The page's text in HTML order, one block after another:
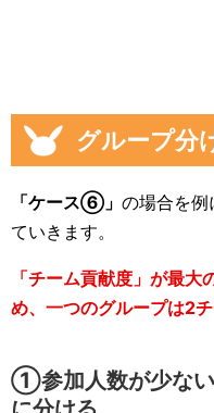
グループ分
「ケース⑥」 の場合を例
ていきます。
「チーム貢献度」が最
め、一つのグループは2
①参加人数が少な